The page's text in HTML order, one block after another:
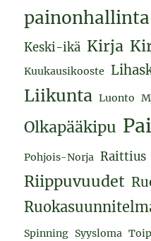
painonhallinta
Keski-ikä Kirja
Kuukausikooste
Liikunta Luonto
Olkapääkipu
Pohjois-Norja Raittius
Riippuvuudet
Spinning Syysloma